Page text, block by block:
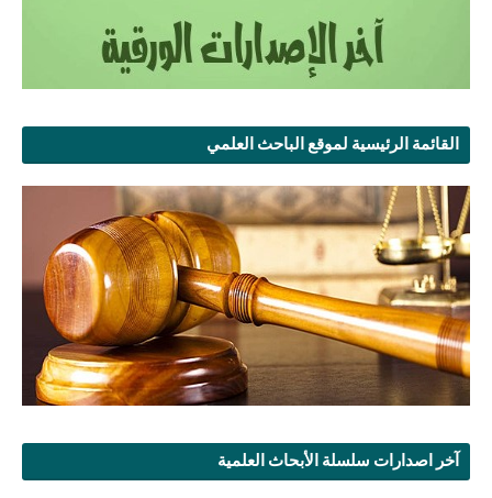
القائمة الرئيسية لموقع الباحث العلمي
آخر اصدارات سلسلة الأبحاث العلمية